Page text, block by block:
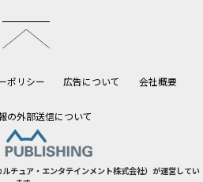
ポリシー 広告について 会社概要
の外部送信について
チュア・エンタテインメント株式会社）が運営してい